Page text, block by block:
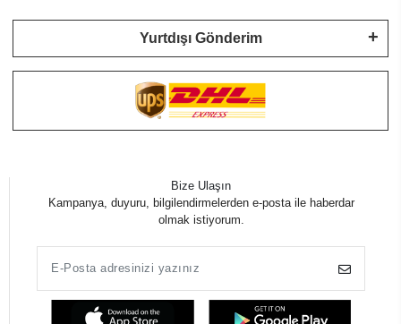
Yurtdışı Gönderim
Bize Ulaşın
Kampanya, duyuru, bilgilendirmelerden e-posta ile haberdar
olmak istiyorum.